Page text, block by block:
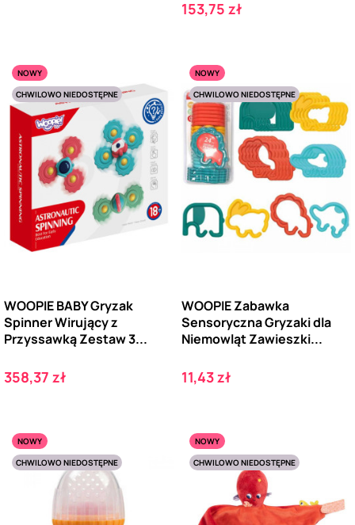
Cena
153,75 zł
NOWY
CHWILOWO NIEDOSTĘPNE
WOOPIE BABY Gryzak
Spinner Wirujący z
Przyssawką Zestaw 3...
Cena
358,37 zł
NOWY
CHWILOWO NIEDOSTĘPNE
WOOPIE Zabawka
Sensoryczna Gryzaki dla
Niemowląt Zawieszki...
Cena
11,43 zł
NOWY
CHWILOWO NIEDOSTĘPNE
NOWY
CHWILOWO NIEDOSTĘPNE